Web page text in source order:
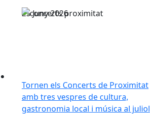
Tornen els Concerts de Proximitat
amb tres vespres de cultura,
gastronomia local i música al juliol
25Juny2026